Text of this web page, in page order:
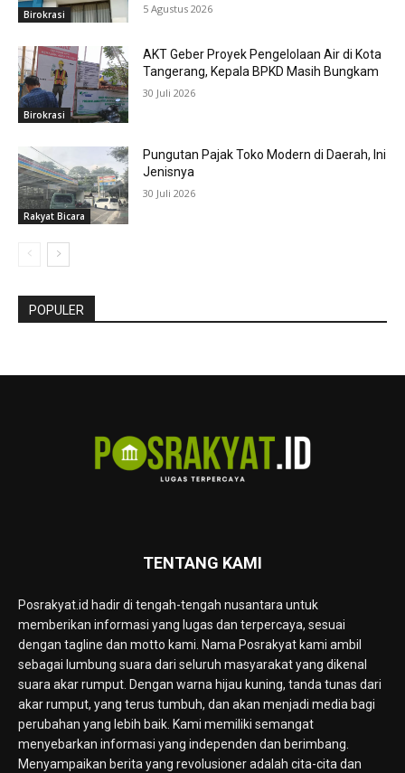
Birokrasi 5 Agustus 2026
Birokrasi
AKT Geber Proyek Pengelolaan Air di Kota
Tangerang, Kepala BPKD Masih Bungkam
30 Juli 2026
Rakyat Bicara
Pungutan Pajak Toko Modern di Daerah, Ini
Jenisnya
30 Juli 2026
POPULER
TENTANG KAMI
Posrakyat.id hadir di tengah-tengah nusantara untuk
memberikan informasi yang lugas dan terpercaya, sesuai
dengan tagline dan motto kami. Nama Posrakyat kami ambil
sebagai lumbung suara dari seluruh masyarakat yang dikenal
suara akar rumput. Dengan warna hijau kuning, tanda tunas dari
akar rumput, yang terus tumbuh, dan akan menjadi media bagi
perubahan yang lebih baik. Kami memiliki semangat
menyebarkan informasi yang independen dan berimbang.
Menyampaikan berita yang revolusioner adalah cita-cita dan